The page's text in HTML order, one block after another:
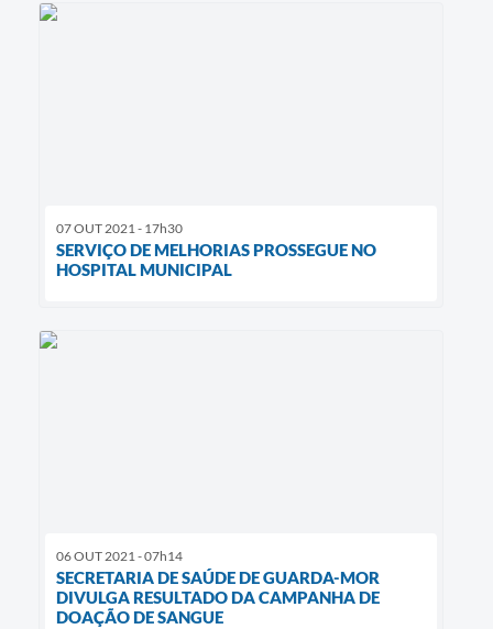
07 OUT 2021 - 17h30
SERVIÇO DE MELHORIAS PROSSEGUE NO
HOSPITAL MUNICIPAL
06 OUT 2021 - 07h14
SECRETARIA DE SAÚDE DE GUARDA-MOR
DIVULGA RESULTADO DA CAMPANHA DE
DOAÇÃO DE SANGUE